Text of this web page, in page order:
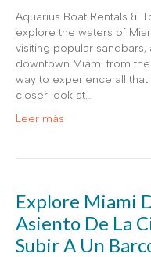
Aquarius Boat Rentals &
explore the waters of
visiting popular
downtown Miami from
way to experience all that
closer look at…
Leer más
Explore Miami
Asiento De La
Subir A Un